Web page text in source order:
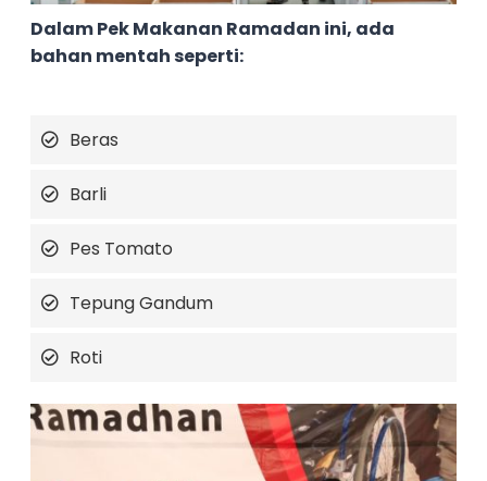
Dalam Pek Makanan Ramadan ini, ada
bahan mentah seperti:
Beras
Barli
Pes Tomato
Tepung Gandum
Roti